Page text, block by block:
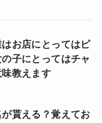
お店にとってはピ
子にとってはチャ
教えます
貰える？覚えてお